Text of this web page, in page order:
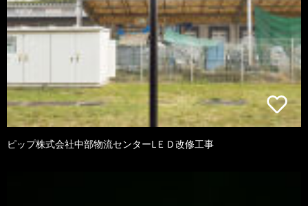
ピップ株式会社中部物流センターLＥＤ改修工事